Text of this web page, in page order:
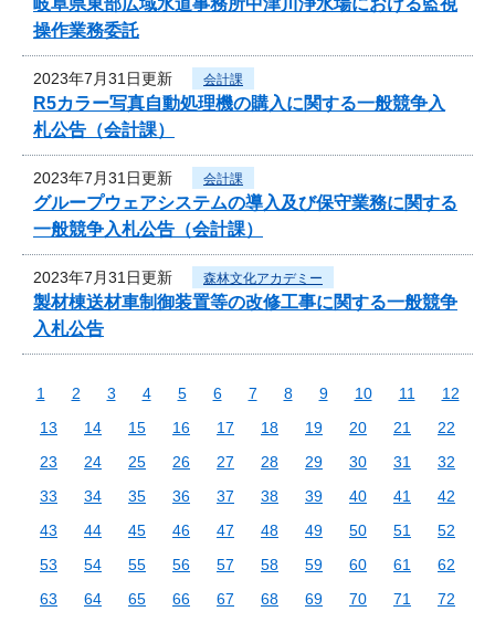
操作業務委託
2023年7月31日更新 会計課
R5カラー写真自動処理機の購入に関する一般競争入
札公告（会計課）
2023年7月31日更新 会計課
グループウェアシステムの導入及び保守業務に関する
一般競争入札公告（会計課）
2023年7月31日更新 森林文化アカデミー
製材棟送材車制御装置等の改修工事に関する一般競争
入札公告
1 2 3 4 5 6 7 8 9 10 11
12
13
14 15 16 17 18 19 20 21
22
23
24 25 26 27 28 29 30 31
32
33
34 35 36 37 38 39 40 41
42
43
44 45 46 47 48 49 50 51
52
53
54 55 56 57 58 59 60 61
62
63
64 65 66 67 68 69 70 71
72